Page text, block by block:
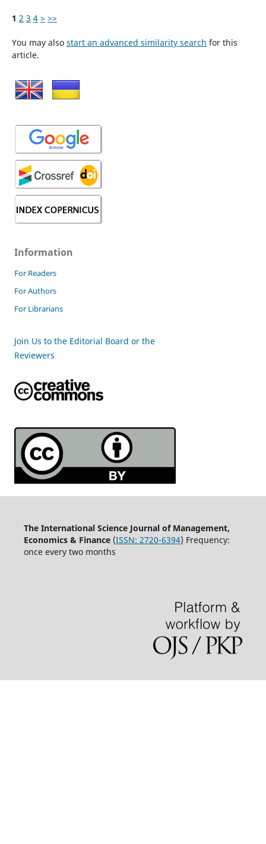
1 2 3 4 > >>
You may also start an advanced similarity search for this
article.
Information
For Readers
For Authors
For Librarians
Join Us to the Editorial Board or the
Reviewers
The International Science Journal of Management,
Economics & Finance(ISSN: 2720-6394) Frequency:
once every two months